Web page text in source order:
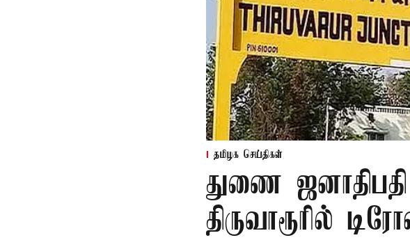
தமிழக செய்திகள்
துணை
திருவாரூரில்